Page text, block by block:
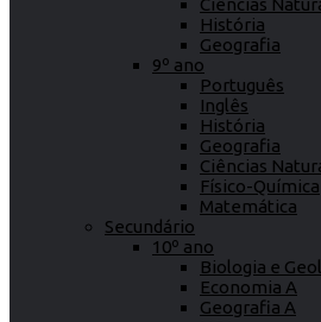
Ciências
História
Geografia
9º ano
Português
Inglês
História
Geografia
Ciências
Físico-Química
Matemática
Secundário
10º ano
Biologia e
Economia A
Geografia A